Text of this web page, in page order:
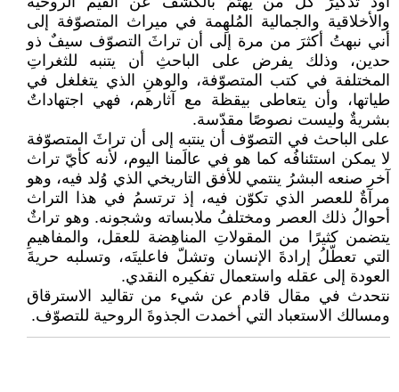
والأخلاقية والجمالية المُلهِمة في ميراث المتصوّفة إلى
أني نبهتُ أكثرَ من مرة إلى أن تراثَ التصوّف سيفٌ ذو
حدين، وذلك يفرض على الباحثِ أن يتنبه للثغراتِ
المختلفة في كتب المتصوّفة، والوهنِ الذي يتغلغل في
طياتها، وأن يتعاطى بيقظة مع آثارهم، فهي اجتهاداتٌ
بشريةٌ وليست نصوصًا مقدّسة.
على الباحث في التصوّف أن ينتبه إلى أن تراثَ المتصوّفة
لا يمكن استئنافُه كما هو في عالَمنا اليوم، لأنه كأيّ تراث
آخر صنعه البشرُ ينتمي للأفق التاريخي الذي وُلد فيه، وهو
مرآةٌ للعصر الذي تكوّن فيه، إذ ترتسمُ في هذا التراث
أحوالُ ذلك العصر ومختلفُ ملابساته وشجونه. وهو تراثٌ
يتضمن كثيرًا من المقولاتِ المناهِضة للعقل، والمفاهيمِ
التي تعطّلُ إرادةَ الإنسان وتشلّ فاعليتَه، وتسلبه حريةَ
العودة إلى عقله واستعمال تفكيره النقدي.
نتحدث في مقال قادم عن شيء من تقاليد الاسترقاق
ومسالك الاستعباد التي أخمدت الجذوةَ الروحية للتصوّف.